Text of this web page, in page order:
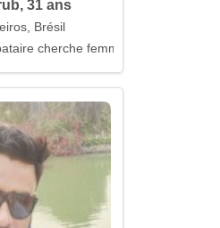
31 ans
Brésil
cherche femme